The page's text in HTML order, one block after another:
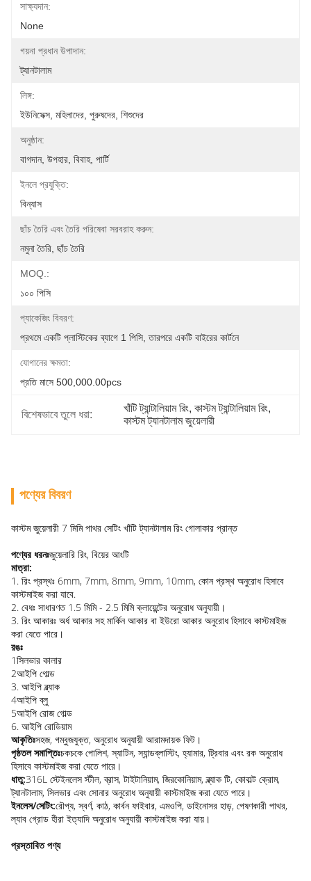
সাক্ষ্যদান:
None
গয়না প্রধান উপাদান:
ট্যানটালাম
লিঙ্গ:
ইউনিসেক্স, মহিলাদের, পুরুষদের, শিশুদের
অনুষ্ঠান:
বাগদান, উপহার, বিবাহ, পার্টি
ইনলে প্রযুক্তি:
বিন্যাস
ছাঁচ তৈরি এবং তৈরি পরিষেবা সরবরাহ করুন:
নমুনা তৈরি, ছাঁচ তৈরি
MOQ.:
১০০ পিসি
প্যাকেজিং বিবরণ:
প্রথমে একটি প্লাস্টিকের ব্যাগে 1 পিসি, তারপরে একটি বাইরের কার্টনে
যোগানের ক্ষমতা:
প্রতি মাসে 500,000.00pcs
বিশেষভাবে তুলে ধরা:
খাঁটি ট্যান্টালিয়াম রিং, কাস্টম ট্যান্টালিয়াম রিং,
কাস্টম ট্যানটালাম জুয়েলারী
পণ্যের বিবরণ
কাস্টম জুয়েলারী 7 মিমি পাথর সেটিং খাঁটি ট্যানটালাম রিং গোলাকার প্রান্ত
পণ্যের ধরনঃজুয়েলারি রিং, বিয়ের আংটি
মাত্রা:
1. রিং প্রস্থঃ 6mm, 7mm, 8mm, 9mm, 10mm, কোন প্রস্থ অনুরোধ হিসাবে
কাস্টমাইজ করা যাবে.
2. বেধঃ সাধারণত 1.5 মিমি - 2.5 মিমি ক্লায়েন্টের অনুরোধ অনুযায়ী।
3. রিং আকারঃ অর্ধ আকার সহ মার্কিন আকার বা ইউরো আকার অনুরোধ হিসাবে কাস্টমাইজ
করা যেতে পারে।
রঙঃ
1সিলভার কালার
2আইপি গোল্ড
3. আইপি ব্ল্যাক
4আইপি ব্লু
5আইপি রোজ গোল্ড
6. আইপি রোডিয়াম
আকৃতিঃসহজ, গম্বুজযুক্ত, অনুরোধ অনুযায়ী আরামদায়ক ফিট।
পৃষ্ঠতল সমাপ্তিঃচকচকে পোলিশ, স্যাটিন, স্যান্ডব্লাস্টিং, হ্যামার, ট্রিবার এবং রক অনুরোধ
হিসাবে কাস্টমাইজ করা যেতে পারে।
ধাতু:316L স্টেইনলেস স্টীল, ব্রাস, টাইটানিয়াম, জিরকোনিয়াম, ব্ল্যাক টি, কোবাল্ট ক্রোম,
ট্যানটালাম, সিলভার এবং সোনার অনুরোধ অনুযায়ী কাস্টমাইজ করা যেতে পারে।
ইনলেস/সেটিং:রৌপ্য, স্বর্ণ, কাঠ, কার্বন ফাইবার, এমওপি, ডাইনোসর হাড়, পেষণকারী পাথর,
ল্যাব গ্রোড হীরা ইত্যাদি অনুরোধ অনুযায়ী কাস্টমাইজ করা যায়।
প্রস্তাবিত পণ্য